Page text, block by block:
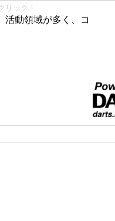
リック！
活動領域が多く、コ